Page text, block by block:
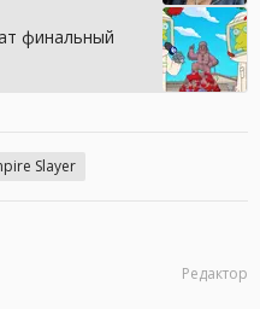
финальный
Slayer
Редактор